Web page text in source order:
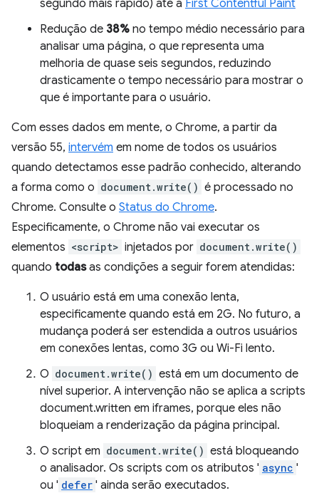
segundo mais rápido) até a First Contentful Paint
Redução de 38% no tempo médio necessário para
analisar uma página, o que representa uma
melhoria de quase seis segundos, reduzindo
drasticamente o tempo necessário para mostrar o
que é importante para o usuário.
Com esses dados em mente, o Chrome, a partir da
versão 55, intervém em nome de todos os usuários
quando detectamos esse padrão conhecido, alterando
a forma como o document.write() é processado no
Chrome. Consulte o Status do Chrome.
Especificamente, o Chrome não vai executar os
elementos <script> injetados por document.write()
quando todasas condições a seguir forem atendidas:
O usuário está em uma conexão lenta,
especificamente quando está em 2G. No futuro, a
mudança poderá ser estendida a outros usuários
em conexões lentas, como 3G ou Wi-Fi lento.
O document.write() está em um documento de
nível superior. A intervenção não se aplica a scripts
document.written em iframes, porque eles não
bloqueiam a renderização da página principal.
O script em document.write() está bloqueando
o analisador. Os scripts com os atributos ' async '
ou ' defer ' ainda serão executados.